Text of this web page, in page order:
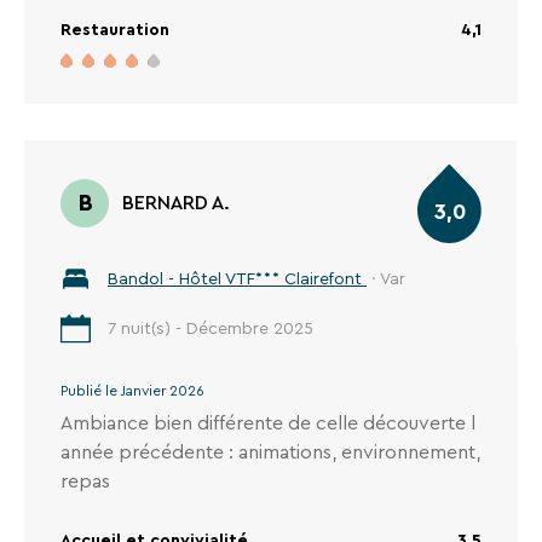
Restauration 4,1
B BERNARD A.
Bandol - Hôtel VTF*** Clairefont · Var
7 nuit(s) - Décembre 2025
Publié le Janvier 2026
Ambiance bien différente de celle découverte l
année précédente : animations, environnement,
repas
3,0